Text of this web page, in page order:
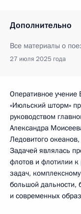
Дополнительно
Все материалы о
27 июля 2025 года
Оперативное
«Июльский шторм»
руководством
Александра
Ледовитого
Задачей являлась
флотов и флотилии
задач,
большой дальности,
и современных